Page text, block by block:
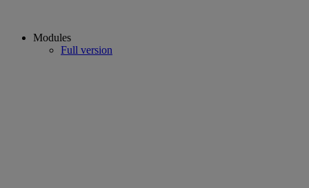
Modules
Full version